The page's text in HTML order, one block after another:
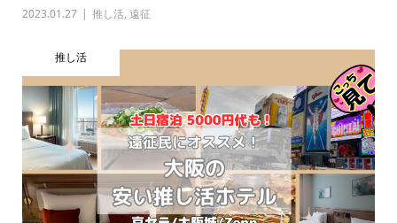
2023.01.27 推し活, 遠征
推し活